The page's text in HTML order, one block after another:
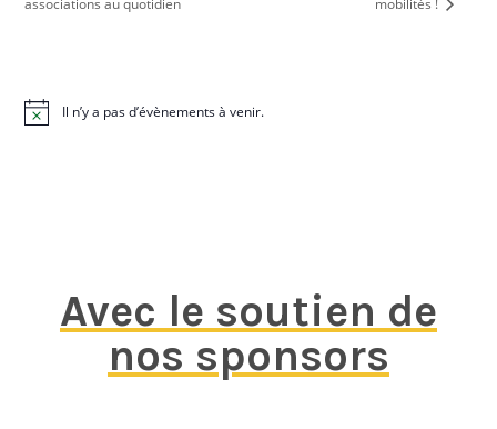
mobilités !
N
Il n’y a pas d’évènements à venir.
Avec le soutien de
nos sponsors